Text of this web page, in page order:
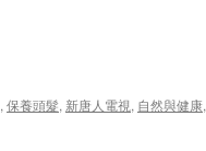
, 保養頭髮, 新唐人電視, 自然與健康,